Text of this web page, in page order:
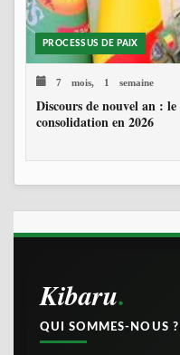
PROCESSUS DE PAIX
7 mois, 1 semaine
Discours de nouvel an :
consolidation en 2026
Kibaru
QUI SOMMES-NOUS ?